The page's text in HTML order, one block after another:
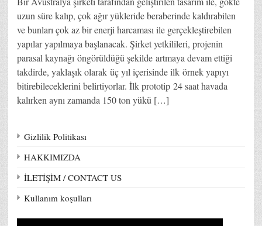
uzun süre kalıp, çok ağır yükleride beraberinde kaldırabilen
ve bunları çok az bir enerji harcaması ile gerçekleştirebilen
yapılar yapılmaya başlanacak. Şirket yetkilileri, projenin
parasal kaynağı öngörüldüğü şekilde artmaya devam ettiği
takdirde, yaklaşık olarak üç yıl içerisinde ilk örnek yapıyı
bitirebileceklerini belirtiyorlar. İlk prototip 24 saat havada
kalırken aynı zamanda 150 ton yükü […]
Gizlilik Politikası
HAKKIMIZDA
İLETİŞİM / CONTACT US
Kullanım koşulları